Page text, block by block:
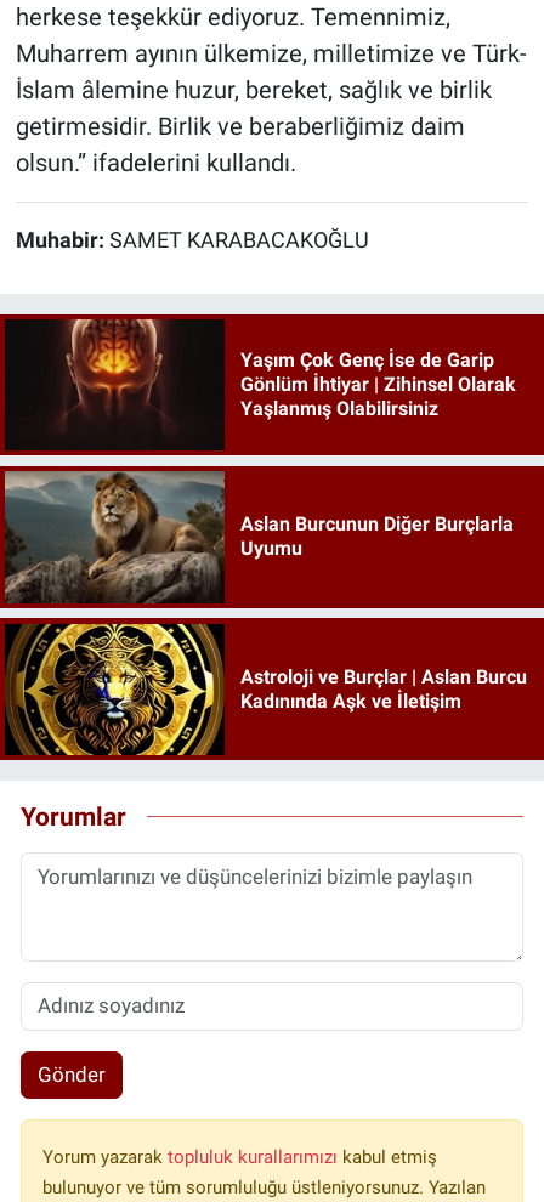
herkese teşekkür ediyoruz. Temennimiz,
Muharrem ayının ülkemize, milletimize ve Türk-
İslam âlemine huzur, bereket, sağlık ve birlik
getirmesidir. Birlik ve beraberliğimiz daim
olsun.” ifadelerini kullandı.
Muhabir: SAMET KARABACAKOĞLU
Yaşım Çok Genç İse de Garip
Gönlüm İhtiyar | Zihinsel Olarak
Yaşlanmış Olabilirsiniz
Aslan Burcunun Diğer Burçlarla
Uyumu
Astroloji ve Burçlar | Aslan Burcu
Kadınında Aşk ve İletişim
Yorumlar
Gönder
Yorum yazarak topluluk kurallarımızı kabul etmiş
bulunuyor ve tüm sorumluluğu üstleniyorsunuz. Yazılan